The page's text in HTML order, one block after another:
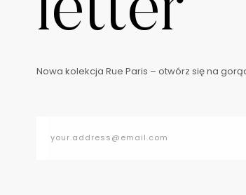
Nowa kolekcja Rue Paris – otwórz się na